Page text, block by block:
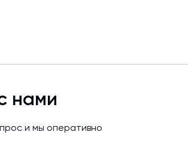
нами
и мы оперативно